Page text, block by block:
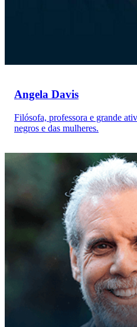
Angela Davis
Filósofa, professora e grande
negros e das mulheres.